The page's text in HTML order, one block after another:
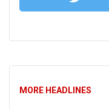
MORE HEADLINES